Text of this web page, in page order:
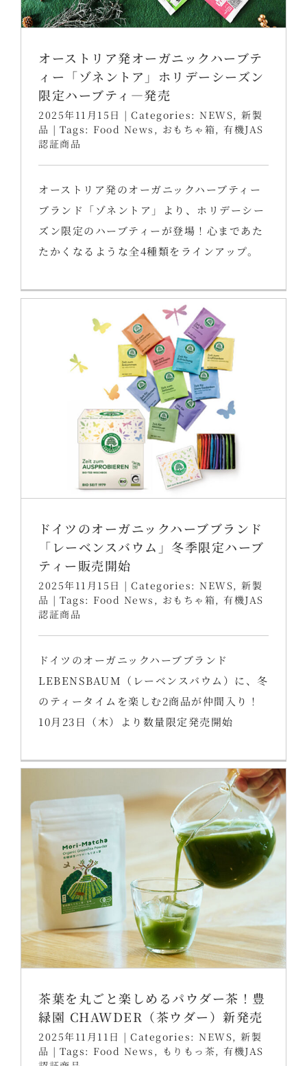
オーストリア発オーガニックハーブテ
ィー「ゾネントア」ホリデーシーズン
限定ハーブティ―発売
2025年11月15日 | Categories: NEWS, 新製
品 | Tags: Food News , おもちゃ箱, 有機JAS
認証商品
オーストリア発のオーガニックハーブティー
ブランド「ゾネントア」より、ホリデーシー
ズン限定のハーブティーが登場！心まであた
たかくなるような全4種類をラインアップ。
ドイツのオーガニックハーブブランド
「レーベンスバウム」冬季限定ハーブ
ティー販売開始
2025年11月15日 | Categories: NEWS, 新製
品 | Tags: Food News , おもちゃ箱, 有機JAS
認証商品
ドイツのオーガニックハーブブランド
LEBENSBAUM（レーベンスバウム）に、冬
のティータイムを楽しむ2商品が仲間入り！
10月23日（木）より数量限定発売開始
茶葉を丸ごと楽しめるパウダー茶！豊
緑園 CHAWDER（茶ウダー）新発売
2025年11月11日 | Categories: NEWS, 新製
品 | Tags: Food News , もりもっ茶, 有機JAS